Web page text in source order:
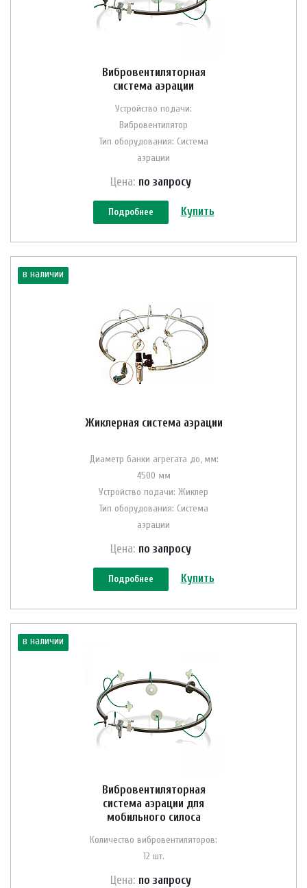
Вибровентиляторная
система аэрации
Устройство подачи:
Вибровентилятор
Тип оборудования: Система
аэрации
Цена: по запросу
Подробнее Купить
в наличии
Жиклерная система аэрации
Диаметр банки агрегата до, мм:
4500 мм
Устройство подачи: Жиклер
Тип оборудования: Система
аэрации
Цена: по запросу
Подробнее Купить
в наличии
Вибровентиляторная
система аэрации для
мобильного силоса
Количество вибровентиляторов:
12 шт.
Цена: по запросу